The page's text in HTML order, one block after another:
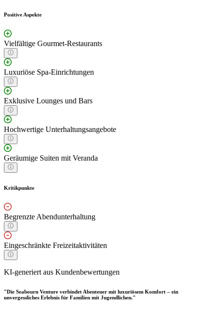
Positive Aspekte
Vielfältige Gourmet-Restaurants
Luxuriöse Spa-Einrichtungen
Exklusive Lounges und Bars
Hochwertige Unterhaltungsangebote
Geräumige Suiten mit Veranda
Kritikpunkte
Begrenzte Abendunterhaltung
Eingeschränkte Freizeitaktivitäten
KI-generiert aus Kundenbewertungen
"Die Seabourn Venture verbindet Abenteuer mit luxuriösem Komfort – ein
unvergessliches Erlebnis für Familien mit Jugendlichen."